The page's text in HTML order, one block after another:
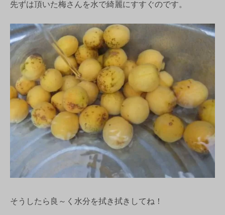
先ずは頂いた梅さんを水で綺麗にすすぐのです。
そうしたら良～く水分を拭き拭きしてね！